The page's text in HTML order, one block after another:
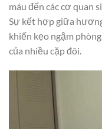
máu đến các cơ quan
Sự kết hợp giữa
khiến kẹo ngậm
của nhiều cặp đôi.